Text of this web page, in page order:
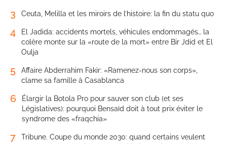
3 Ceuta, Melilla et les miroirs de l’histoire: la fin du statu quo
4
El Jadida: accidents mortels, véhicules endommagés… la
colère monte sur la «route de la mort» entre Bir Jdid et El
Oulja
5
Affaire Abderrahim Fakir: «Ramenez-nous son corps»,
clame sa famille à Casablanca
6
Élargir la Botola Pro pour sauver son club (et ses
Législatives): pourquoi Bensaïd doit à tout prix éviter le
syndrome des «fraqchia»
7
Tribune. Coupe du monde 2030: quand certains veulent